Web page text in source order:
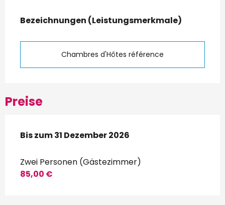
Leistungensmöglichkeiten
Bezeichnungen (Leistungsmerkmale)
Bezeichnungen (Leistungsmerkmale)
Chambres d'Hôtes référence
Preise
ab16 Oktober 2025bis zum
Bis zum31 Dezember 2026
Zwei Personen (Gästezimmer)
85,00 €